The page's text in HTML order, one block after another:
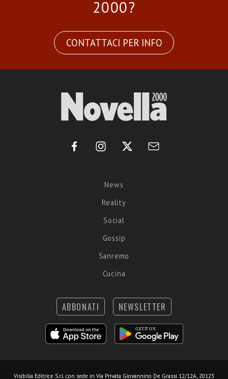
2000?
CONTATTACI PER INFO
News
Reality
Social
Gossip
Sanremo
Cucina
ABBONATI NEWSLETTER
Visibilia Editrice S.r.l. con sede in Via Privata Giovannino De Grassi 12/12A, 20123